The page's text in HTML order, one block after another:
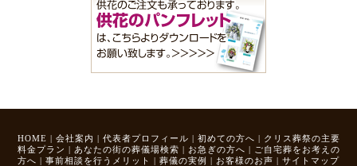
HOME | 会社案内 | 代表者プロフィール | 初めての方へ | クリス葬祭の主要
料金プラン | あなたの街の葬儀場検索 | お急ぎの方へ | ご自宅葬をお考えの
方へ | 事前相談を行うメリット | 葬儀の実例 | お客様のお声 | サイトマップ